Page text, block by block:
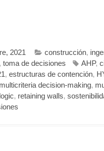
2021 construcción,
, toma de decisiones AHP,
, estructuras de contención,
multicriteria decision-making,
, retaining walls,